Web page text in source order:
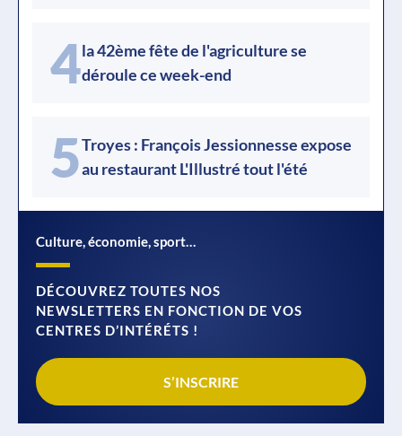
4la 42ème fête de l'agriculture se
déroule ce week-end
5Troyes : François Jessionnesse expose
au restaurant L'Illustré tout l'été
Culture, économie, sport…
DÉCOUVREZ TOUTES NOS
NEWSLETTERS EN FONCTION DE VOS
CENTRES D’INTÉRÉTS !
S’INSCRIRE